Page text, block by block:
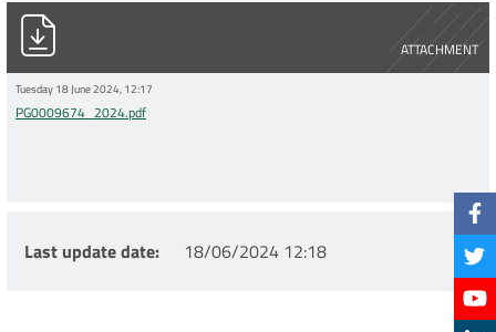
ATTACHMENT
PG0009674_2024.pdf
Tuesday 18 June 2024, 12:17
PG0009674_2024.pdf
Last update date 18/06/2024 12:18